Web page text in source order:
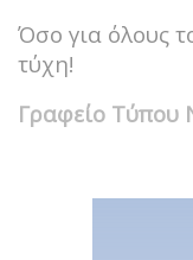
Όσο για όλους
τύχη!
Γραφείο Τύπου